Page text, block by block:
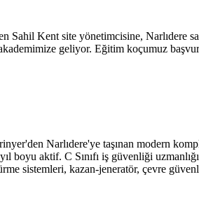
Kent site yönetimcisine, Narlıdere
geliyor. Eğitim koçumuz
Narlıdere'ye taşınan modern
aktif. C Sınıfı iş güvenliği
sistemleri, kazan-jeneratör, çevre